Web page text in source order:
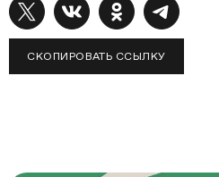
СКОПИРОВАТЬ ССЫЛКУ